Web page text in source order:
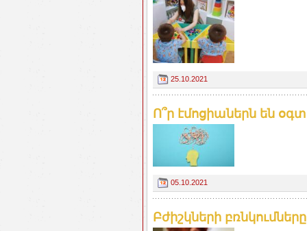
25.10.2021
Ո՞ր էմոցիաներն են
05.10.2021
Բժիշկների